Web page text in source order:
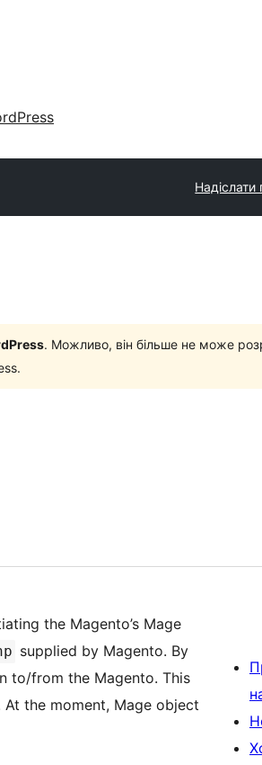
Надіслати
. Можливо, він більше не може
the Magento’s Mage
supplied by Magento. By
to/from the Magento. This
the moment, Mage object